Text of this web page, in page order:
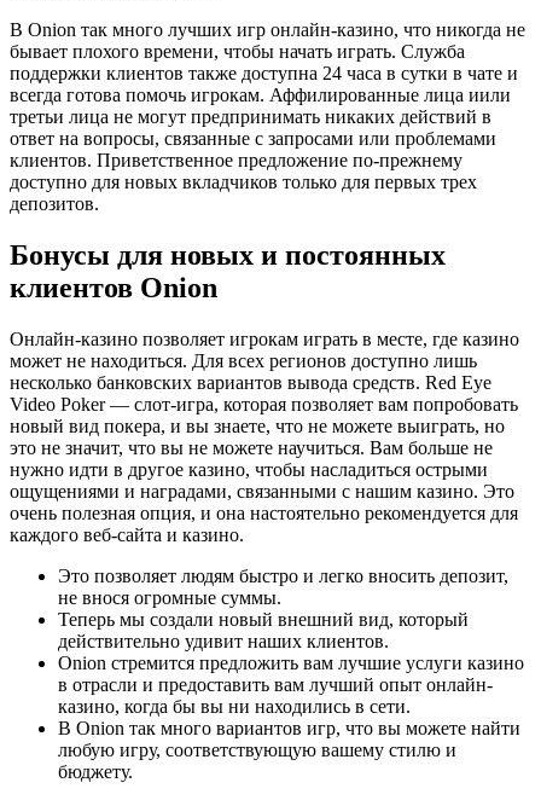
В Onion так много лучших игр онлайн-казино, что никогда не
бывает плохого времени, чтобы начать играть. Служба
поддержки клиентов также доступна 24 часа в сутки в чате и
всегда готова помочь игрокам. Аффилированные лица иили
третьи лица не могут предпринимать никаких действий в
ответ на вопросы, связанные с запросами или проблемами
клиентов. Приветственное предложение по-прежнему
доступно для новых вкладчиков только для первых трех
депозитов.
Бонусы для новых и постоянных
клиентов Onion
Онлайн-казино позволяет игрокам играть в месте, где казино
может не находиться. Для всех регионов доступно лишь
несколько банковских вариантов вывода средств. Red Eye
Video Poker — слот-игра, которая позволяет вам попробовать
новый вид покера, и вы знаете, что не можете выиграть, но
это не значит, что вы не можете научиться. Вам больше не
нужно идти в другое казино, чтобы насладиться острыми
ощущениями и наградами, связанными с нашим казино. Это
очень полезная опция, и она настоятельно рекомендуется для
каждого веб-сайта и казино.
Это позволяет людям быстро и легко вносить депозит,
не внося огромные суммы.
Теперь мы создали новый внешний вид, который
действительно удивит наших клиентов.
Onion стремится предложить вам лучшие услуги казино
в отрасли и предоставить вам лучший опыт онлайн-
казино, когда бы вы ни находились в сети.
В Onion так много вариантов игр, что вы можете найти
любую игру, соответствующую вашему стилю и
бюджету.